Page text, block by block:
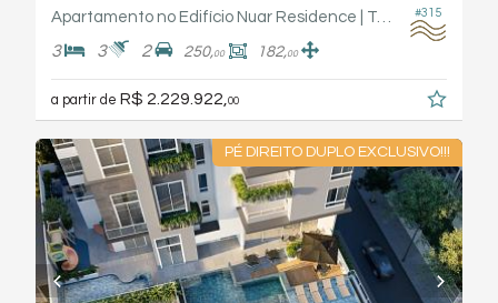
#315
3 3 2 250,00 182,00
a partir de R$ 2.229.922, 00
PÉ DIREITO DUPLO EXCLUSIVO!!!